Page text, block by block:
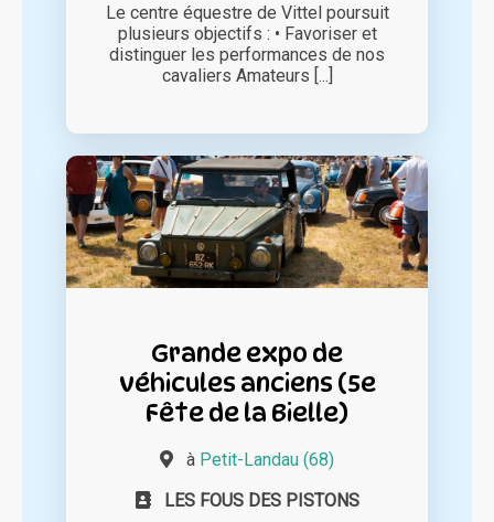
Le centre équestre de Vittel poursuit
plusieurs objectifs : • Favoriser et
distinguer les performances de nos
cavaliers Amateurs [...]
Grande expo de
véhicules anciens (5e
Fête de la Bielle)
à Petit-Landau (68)
LES FOUS DES PISTONS